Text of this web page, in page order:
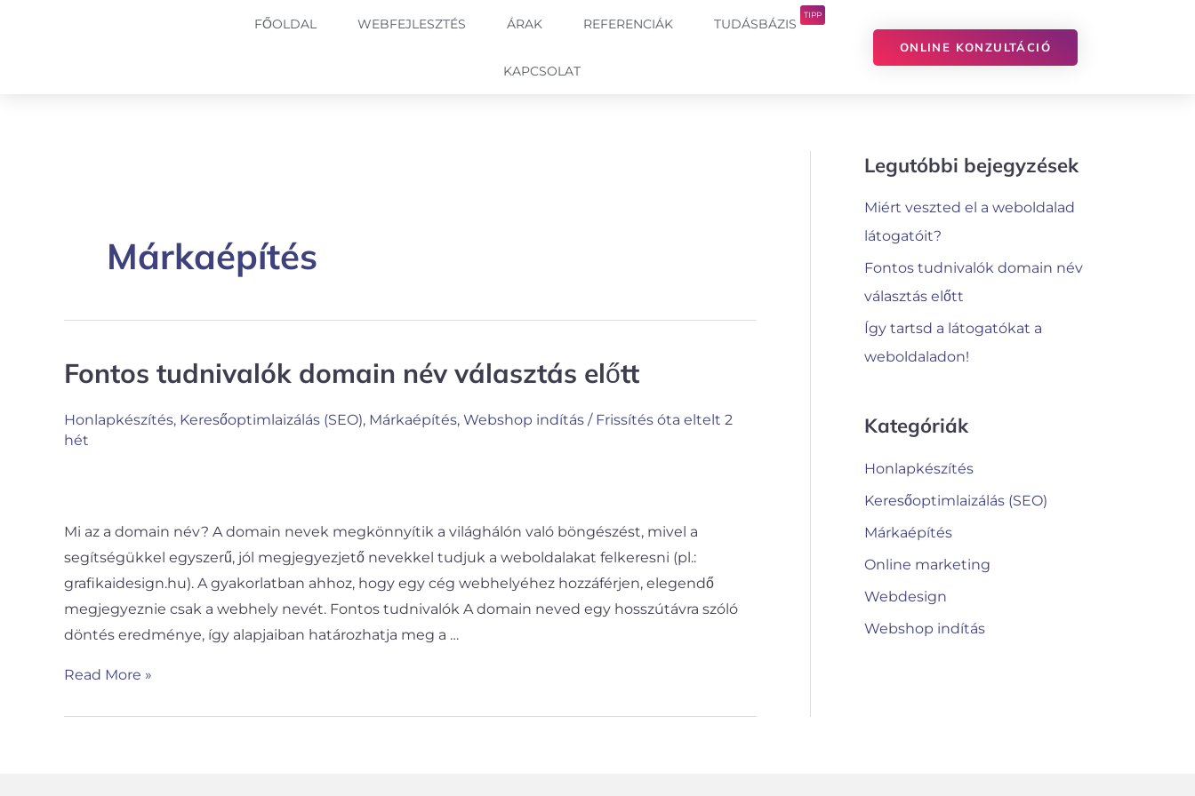
FŐOLDAL WEBFEJLESZTÉS ÁRAK REFERENCIÁK TUDÁSBÁZIS
TIPP
KAPCSOLAT
ONLINE KONZULTÁCIÓ
Márkaépítés
Fontos tudnivalók domain név választás előtt
Honlapkészítés, Keresőoptimlaizálás (SEO), Márkaépítés, Webshop indítás / Frissítés óta eltelt 2
hét
Mi az a domain név? A domain nevek megkönnyítik a világhálón való böngészést, mivel a
segítségükkel egyszerű, jól megjegyezjető nevekkel tudjuk a weboldalakat felkeresni (pl.:
grafikaidesign.hu). A gyakorlatban ahhoz, hogy egy cég webhelyéhez hozzáférjen, elegendő
megjegyeznie csak a webhely nevét. Fontos tudnivalók A domain neved egy hosszútávra szóló
döntés eredménye, így alapjaiban határozhatja meg a …
Fontos
domain
név
Read More »
Legutóbbi bejegyzések
Miért veszted el a weboldalad
látogatóit?
Fontos tudnivalók domain név
választás előtt
Így tartsd a látogatókat a
weboldaladon!
Kategóriák
Honlapkészítés
Keresőoptimlaizálás (SEO)
Márkaépítés
Online marketing
Webdesign
Webshop indítás